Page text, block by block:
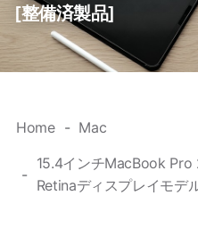
[整備済製品]
Home Mac
15.4インチMacBook
Retinaディスプレイモデ